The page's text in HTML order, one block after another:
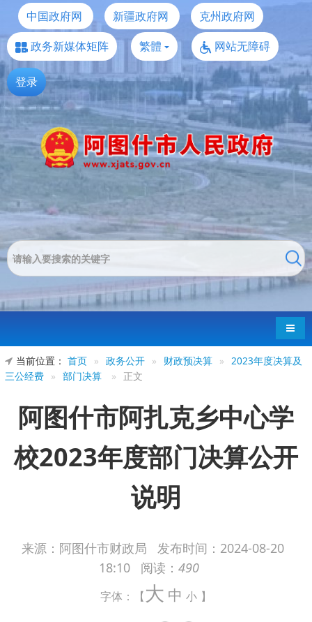
中国政府网 新疆政府网
克州政府网
政务新媒体矩阵
繁體 网站无障碍
登录
导航
当前位置： 首页 » 政务公开 » 财政预决算 »
2023年度决算及
三公经费 » 部门决算 » 正文
阿图什市阿扎克乡中心学
校2023年度部门决算公开
说明
来源：阿图什市财政局 发布时间： 2024-08-20
18:10
阅读： 490
字体：【大 中 小 】
阿图什市阿扎克乡中心学校2023年度部门